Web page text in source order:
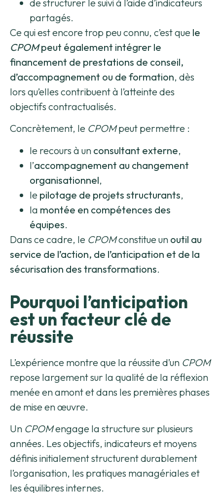
de structurer le suivi à l’aide d’indicateurs
partagés.
Ce qui est encore trop peu connu, c’est que le
CPOMpeut également intégrer le
financement de prestations de conseil,
d’accompagnement ou de formation, dès
lors qu’elles contribuent à l’atteinte des
objectifs contractualisés.
Concrètement, le CPOMpeut permettre :
le recours à un consultant externe,
l’accompagnement au changement
organisationnel,
le pilotage de projets structurants,
la montée en compétences des
équipes.
Dans ce cadre, le CPOMconstitue un outil au
service de l’action, de l’anticipation et de la
sécurisation des transformations.
Pourquoi l’anticipation
est un facteur clé de
réussite
L’expérience montre que la réussite d’un CPOM
repose largement sur la qualité de la réflexion
menée en amont et dans les premières phases
de mise en œuvre.
Un CPOMengage la structure sur plusieurs
années. Les objectifs, indicateurs et moyens
définis initialement structurent durablement
l’organisation, les pratiques managériales et
les équilibres internes.